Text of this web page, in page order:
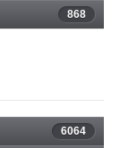
868
6064